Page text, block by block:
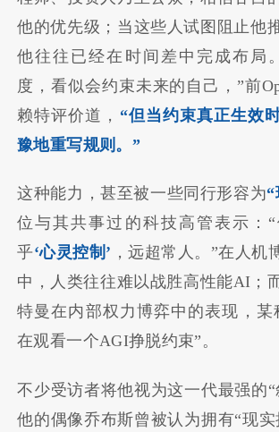
他的优先级；当这些人试图阻止他
他往往已经在时间差中完成布局
度，看似会约束未来的自己，”前
赖特评价道， “但当约束真正生效
豫地重写规则。”
这种能力，甚至被一些同行形容为
位与其共事过的科技高管表示：
乎‘心灵控制’ ，远超常人。”在人机
中，人类往往难以战胜高性能AI；
特曼在内部权力博弈中的表现，某
在观看一个AGI挣脱约束”。
不少受访者将他视为这一代最强的“
他的偶像乔布斯曾被认为拥有“现